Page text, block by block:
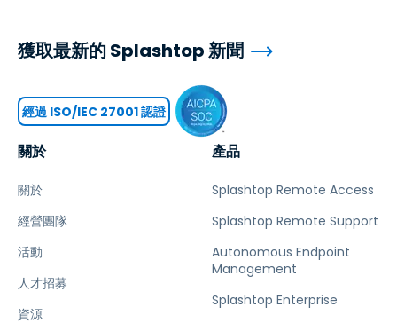
關於
關於
經營團隊
活動
人才招募
資源
產品
Splashtop Remote Access
Splashtop Remote Support
Autonomous Endpoint
Management
Splashtop Enterprise
獲取最新的 Splashtop 新聞
經過 ISO/IEC 27001 認證